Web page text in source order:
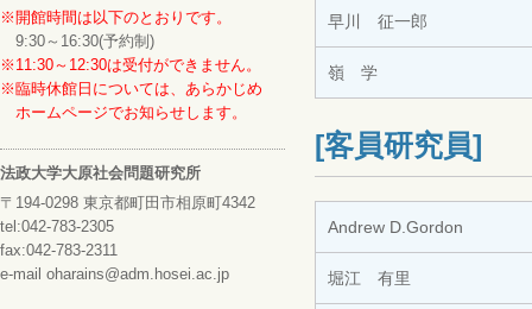
※開館時間は以下のとおりです。
9:30～16:30(予約制)
※11:30～12:30は受付ができません。
※臨時休館日については、あらかじめ
ホームページでお知らせします。
法政大学大原社会問題研究所
〒194-0298 東京都町田市相原町4342
tel:042-783-2305
fax:042-783-2311
e-mail oharains@adm.hosei.ac.jp
早川 征一郎
嶺 学
[客員研究員]
Andrew D.Gordon
堀江 有里